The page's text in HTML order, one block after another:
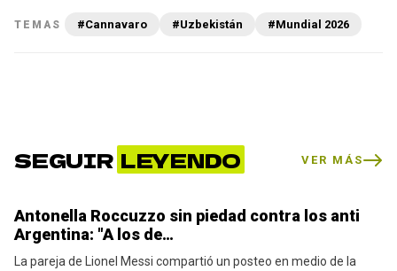
TEMAS #Cannavaro #Uzbekistán #Mundial 2026
SEGUIR LEYENDO VER MÁS
Noticias
Antonella Roccuzzo sin piedad contra los anti
Argentina: "A los de…
La pareja de Lionel Messi compartió un posteo en medio de la